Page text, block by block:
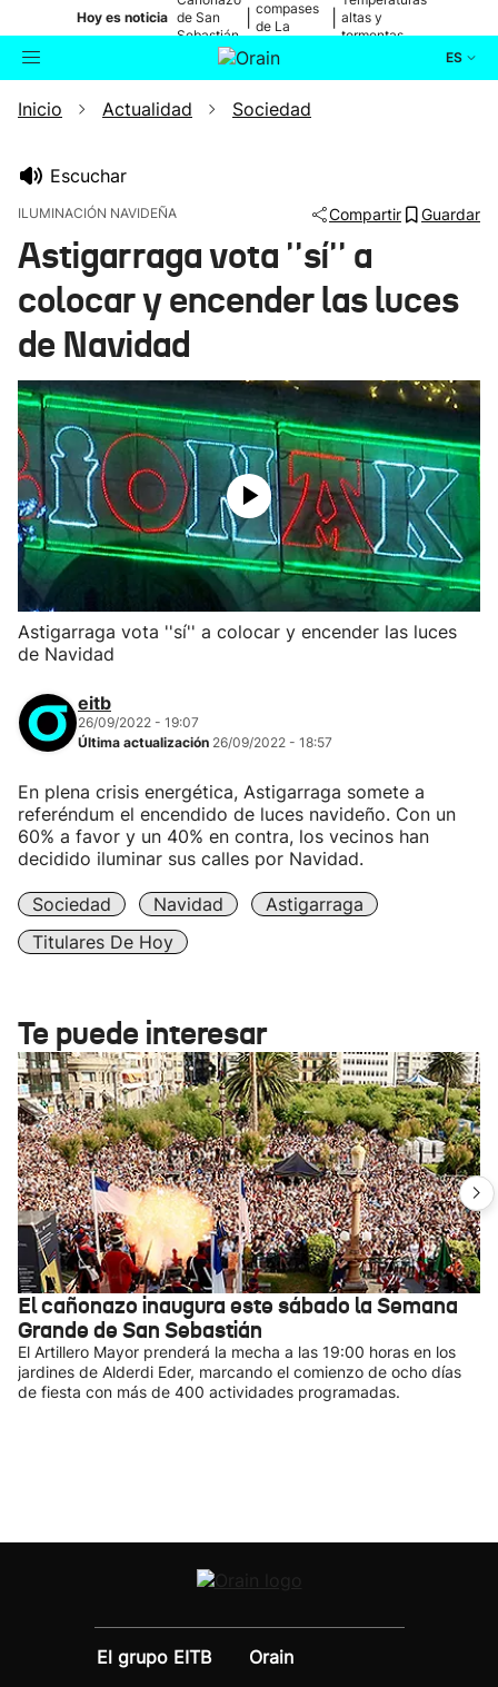
Hoy es noticia de San
Sebastián
compases
de La
altas y
tormentas
ES
Buscador Actualidad
Ikusmiran
Inicio Actualidad Sociedad
Escuchar
ILUMINACIÓN NAVIDEÑA Compartir Guardar
Astigarraga vota ''sí'' a
colocar y encender las luces
de Navidad
Astigarraga vota ''sí'' a colocar y encender las luces
de Navidad
eitb
26/09/2022 - 19:07
Última actualización 26/09/2022 - 18:57
En plena crisis energética, Astigarraga somete a
referéndum el encendido de luces navideño. Con un
60% a favor y un 40% en contra, los vecinos han
decidido iluminar sus calles por Navidad.
Sociedad Navidad
Astigarraga
Titulares De Hoy
Te puede interesar
El cañonazo inaugura este sábado la Semana
Grande de San Sebastián
El Artillero Mayor prenderá la mecha a las 19:00 horas en los
jardines de Alderdi Eder, marcando el comienzo de ocho días
de fiesta con más de 400 actividades programadas.
El grupo EITB
Orain